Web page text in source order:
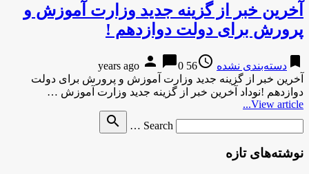
آخرین خبر از گزینه جدید وزارت آموزش و
پرورش برای دولت دوازدهم !
bookmark دسته‌بندی نشده access_time
56 years ago
person chat_bubble0
آخرین خبر از گزینه جدید وزارت آموزش و پرورش برای دولت
دوازدهم !نوداد آخرین خبر از گزینه جدید وزارت آموزش …
View article...
Search …
search
نوشته‌های تازه